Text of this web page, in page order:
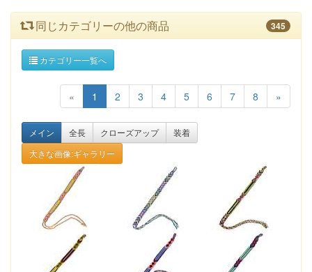
同じカテゴリーの他の商品 345
カテゴリー一覧へ
« 1 2 3 4 5 6 7 8 »
メイン 全長 クローズアップ
装着
大きな画像:ギャラリー